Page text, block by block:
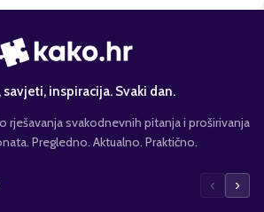
savjeti, inspiracija. Svaki dan.
rješavanja svakodnevnih pitanja i proširivanja
Pregledno. Aktualno. Praktično.
‹ ›